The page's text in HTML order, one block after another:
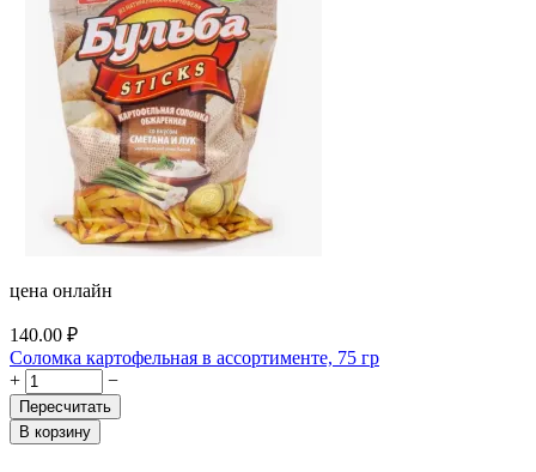
цена онлайн
140.00 ₽
Соломка картофельная в ассортименте, 75 гр
+
−
Пересчитать
В корзину